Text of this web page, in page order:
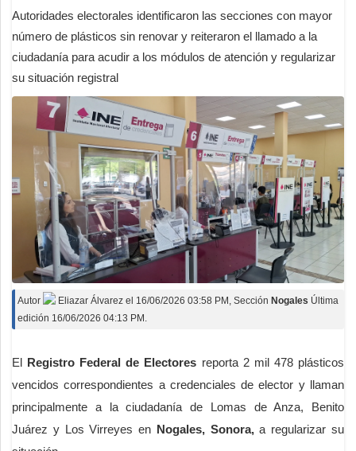
Autoridades electorales identificaron las secciones con mayor
número de plásticos sin renovar y reiteraron el llamado a la
ciudadanía para acudir a los módulos de atención y regularizar
su situación registral
Autor Eliazar Álvarez el 16/06/2026 03:58 PM , Sección Nogales Última
edición 16/06/2026 04:13 PM.
El Registro Federal de Electores reporta 2 mil 478 plásticos
vencidos correspondientes a credenciales de elector y llaman
principalmente a la ciudadanía de Lomas de Anza, Benito
Juárez y Los Virreyes en Nogales, Sonora,a regularizar su